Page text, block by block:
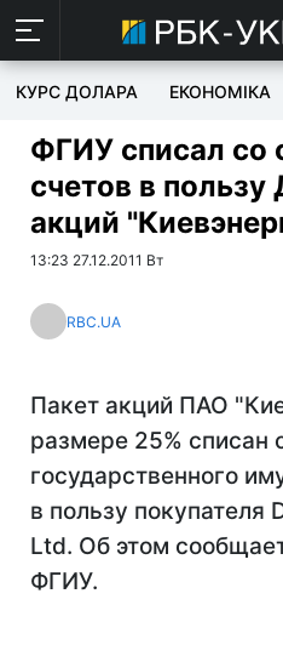
КУРС ДОЛАРА ЕКОНОМІКА
ФГИУ списал со
счетов в пользу
акций
13:23 27.12.2011 Вт
RBC.UA
Пакет акций ПАО
размере 25% списан
государственного
в пользу покупателя
Ltd. Об этом
ФГИУ.